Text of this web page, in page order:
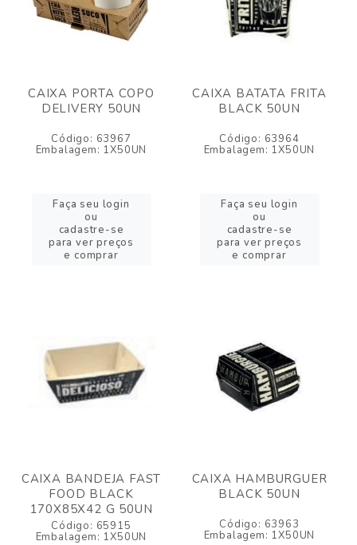
CAIXA PORTA COPO
DELIVERY 50UN
Código: 63967
Embalagem: 1X50UN
Faça seu login
ou
cadastre-se
para ver preços
e comprar
CAIXA BATATA FRITA
BLACK 50UN
Código: 63964
Embalagem: 1X50UN
Faça seu login
ou
cadastre-se
para ver preços
e comprar
CAIXA BANDEJA FAST
FOOD BLACK
170X85X42 G 50UN
Código: 65915
Embalagem: 1X50UN
CAIXA HAMBURGUER
BLACK 50UN
Código: 63963
Embalagem: 1X50UN